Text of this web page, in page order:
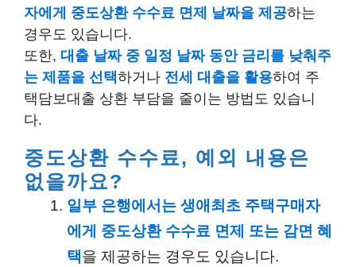
자에게 중도상환 수수료 면제 날짜을 제공하는
경우도 있습니다.
또한, 대출 날짜 중 일정 날짜 동안 금리를 낮춰주
는 제품을 선택하거나 전세 대출을 활용하여 주
택담보대출 상환 부담을 줄이는 방법도 있습니
다.
중도상환 수수료, 예외 내용은
없을까요?
일부 은행에서는 생애최초 주택구매자
에게 중도상환 수수료 면제 또는 감면 혜
택을 제공하는 경우도 있습니다.